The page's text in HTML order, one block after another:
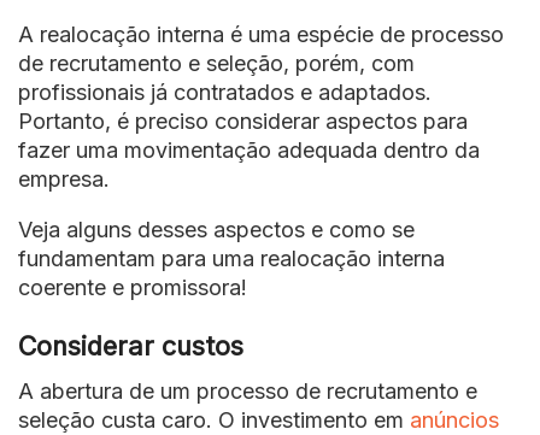
A realocação interna é uma espécie de processo
de recrutamento e seleção, porém, com
profissionais já contratados e adaptados.
Portanto, é preciso considerar aspectos para
fazer uma movimentação adequada dentro da
empresa.
Veja alguns desses aspectos e como se
fundamentam para uma realocação interna
coerente e promissora!
Considerar custos
A abertura de um processo de recrutamento e
seleção custa caro. O investimento em anúncios